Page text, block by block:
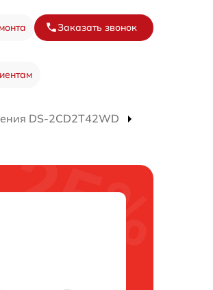
Заказать звонок
DS-2CD2T42WD